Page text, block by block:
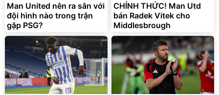
Man United nên ra sân với
đội hình nào trong trận
gặp PSG?
CHÍNH THỨC! Man Utd
bán Radek Vitek cho
Middlesbrough